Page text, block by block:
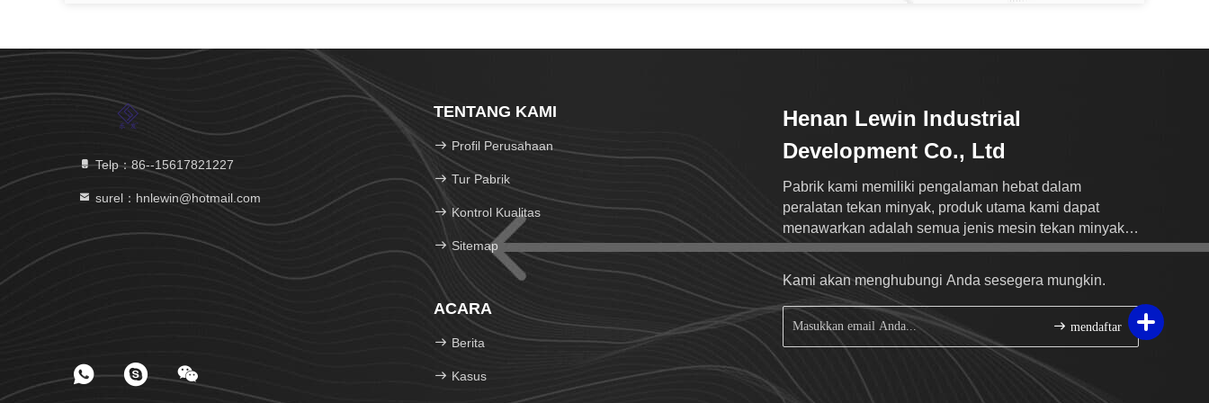
Telp：86--15617821227
surel：hnlewin@hotmail.com
TENTANG KAMI
Profil Perusahaan
Tur Pabrik
Kontrol Kualitas
Sitemap
ACARA
Berita
Kasus
Henan Lewin Industrial
Development Co., Ltd
Pabrik kami memiliki pengalaman hebat dalam
peralatan tekan minyak, produk utama kami dapat
menawarkan adalah semua jenis mesin tekan minyak,
mesin memanggang dan sebagainya
Kami akan menghubungi Anda sesegera mungkin.
mendaftar